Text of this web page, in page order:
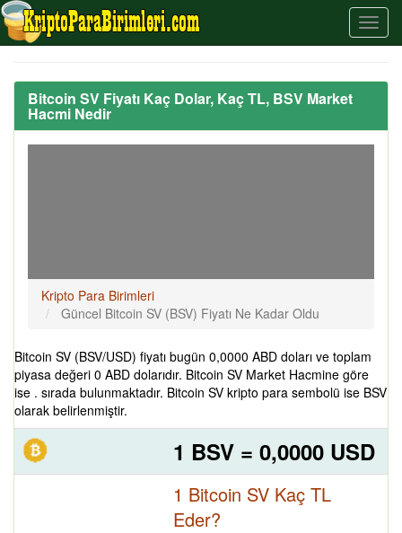
Bitcoin SV Fiyatı Kaç Dolar, Kaç TL, BSV Market
Hacmi Nedir
Kripto Para Birimleri
Güncel Bitcoin SV (BSV) Fiyatı Ne Kadar Oldu
Bitcoin SV (BSV/USD) fiyatı bugün 0,0000 ABD doları ve toplam
piyasa değeri 0 ABD dolarıdır. Bitcoin SV Market Hacmine göre
ise . sırada bulunmaktadır. Bitcoin SV kripto para sembolü ise BSV
olarak belirlenmiştir.
1 BSV = 0,0000 USD
1 Bitcoin SV Kaç TL
Eder?